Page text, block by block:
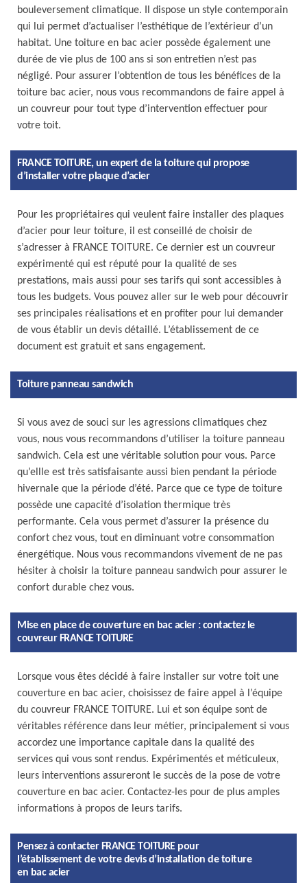
bouleversement climatique. Il dispose un style contemporain
qui lui permet d’actualiser l’esthétique de l’extérieur d’un
habitat. Une toiture en bac acier possède également une
durée de vie plus de 100 ans si son entretien n’est pas
négligé. Pour assurer l’obtention de tous les bénéfices de la
toiture bac acier, nous vous recommandons de faire appel à
un couvreur pour tout type d’intervention effectuer pour
votre toit.
FRANCE TOITURE, un expert de la toiture qui propose
d’installer votre plaque d’acier
Pour les propriétaires qui veulent faire installer des plaques
d’acier pour leur toiture, il est conseillé de choisir de
s’adresser à FRANCE TOITURE. Ce dernier est un couvreur
expérimenté qui est réputé pour la qualité de ses
prestations, mais aussi pour ses tarifs qui sont accessibles à
tous les budgets. Vous pouvez aller sur le web pour découvrir
ses principales réalisations et en profiter pour lui demander
de vous établir un devis détaillé. L’établissement de ce
document est gratuit et sans engagement.
Toiture panneau sandwich
Si vous avez de souci sur les agressions climatiques chez
vous, nous vous recommandons d’utiliser la toiture panneau
sandwich. Cela est une véritable solution pour vous. Parce
qu’ellle est très satisfaisante aussi bien pendant la période
hivernale que la période d’été. Parce que ce type de toiture
possède une capacité d’isolation thermique très
performante. Cela vous permet d’assurer la présence du
confort chez vous, tout en diminuant votre consommation
énergétique. Nous vous recommandons vivement de ne pas
hésiter à choisir la toiture panneau sandwich pour assurer le
confort durable chez vous.
Mise en place de couverture en bac acier : contactez le
couvreur FRANCE TOITURE
Lorsque vous êtes décidé à faire installer sur votre toit une
couverture en bac acier, choisissez de faire appel à l’équipe
du couvreur FRANCE TOITURE. Lui et son équipe sont de
véritables référence dans leur métier, principalement si vous
accordez une importance capitale dans la qualité des
services qui vous sont rendus. Expérimentés et méticuleux,
leurs interventions assureront le succès de la pose de votre
couverture en bac acier. Contactez-les pour de plus amples
informations à propos de leurs tarifs.
Pensez à contacter FRANCE TOITURE pour
l’établissement de votre devis d’installation de toiture
en bac acier